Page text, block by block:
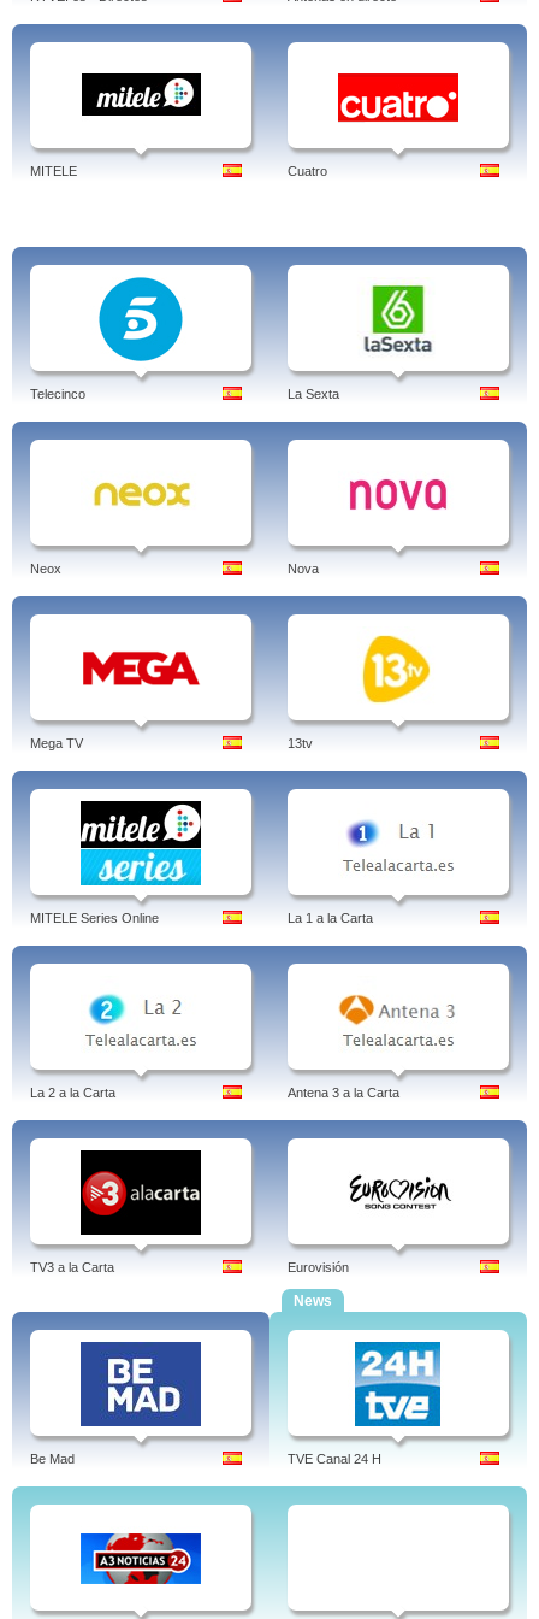
presentadores, en vivo, salamanca, canal 24, salud
Author: Jens Borghardt
MITELE Cuatro
Telecinco La Sexta
Neox Nova
Mega TV 13tv
MITELE Series Online La 1 a la Carta
La 2 a la Carta Antena 3 a la Carta
TV3 a la Carta Eurovisión
Be Mad
News
TVE Canal 24 H